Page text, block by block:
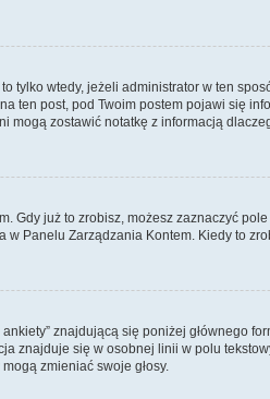
wtedy, jeżeli administrator w ten
post, pod Twoim postem pojawi się
zostawić notatkę z informacją
Gdy już to zrobisz, możesz zaznaczyć pole
Panelu Zarządzania Kontem. Kiedy to
znajdującą się poniżej głównego
znajduje się w osobnej linii w polu
zmieniać swoje głosy.